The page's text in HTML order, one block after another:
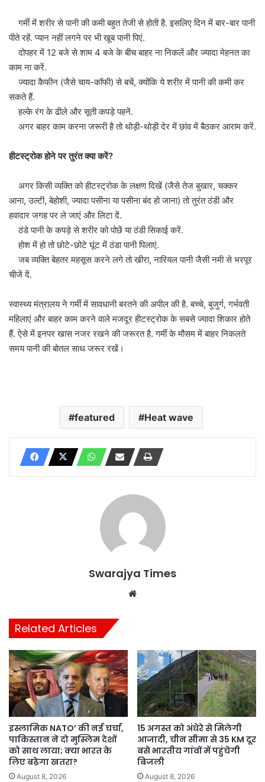
गर्मी में शरीर से पानी की कमी बहुत तेजी से होती है. इसलिए दिन में बार-बार पानी
पीते रहें. प्यान नहीं लगने पर भी खूब पानी पिएं.
दोपहर में 12 बजे से शाम 4 बजे के बीच बाहर ना निकलें और ज्यादा मेहनत का
काम ना करें.
ज्यादा कैफीन (जैसे चाय-कॉफी) से बचें, क्योंकि ये शरीर में पानी की कमी कर
सकते हैं.
हल्के रंग के ढीले और सूती कपड़े पहनें.
अगर बाहर काम करना जरूरी है तो थोड़ी-थोड़ी देर में छांव में बैठकर आराम करें.
हीटस्ट्रोक होने पर तुरंत क्या करें?
अगर किसी व्यक्ति को हीटस्ट्रोक के लक्षण दिखें (जैसे तेज बुखार, चक्कर
आना, उल्टी, बेहोशी, ज्यादा पसीना या पसीना बंद हो जाना) तो तुरंत ठंडी और
हवादार जगह पर ले जाएं और लिटा दें.
ठंडे पानी के कपड़े से शरीर को पोछें या ठंडी सिकाई करें.
होश में हो तो छोटे-छोटे घूंट में ठंडा पानी पिलाएं.
जब व्यक्ति बेहतर महसूस करने लगे तो खीरा, नारियल पानी जैसी नमी से भरपूर
चीजें दें.
स्वास्थ्य मंत्रालय ने गर्मी में सावधानी बरतने की अपील की है. बच्चे, बुजुर्ग, गर्भवती
महिलाएं और बाहर काम करने वाले मजदूर हीटस्ट्रोक के सबसे ज्यादा शिकार होते
हैं. ऐसे में इनपर खास नजर रखने की जरूरत है. गर्मी के मौसम में बाहर निकलते
समय पानी की बोतल साथ जरूर रखें।
featured Heat wave
Swarajya Times
Related Articles
इस्लामिक NATO’ की नई चर्चा,
पाकिस्तान ने दो मुस्लिम देशों
को साथ लाया; क्या भारत के
लिए बढ़ेगा खतरा?
August 8, 2026
15 अगस्त को अंधेरे से मिलेगी
आजादी, चीन सीमा से 35 KM दूर
बसे भारतीय गांवों में पहुंचेगी
बिजली
August 8, 2026